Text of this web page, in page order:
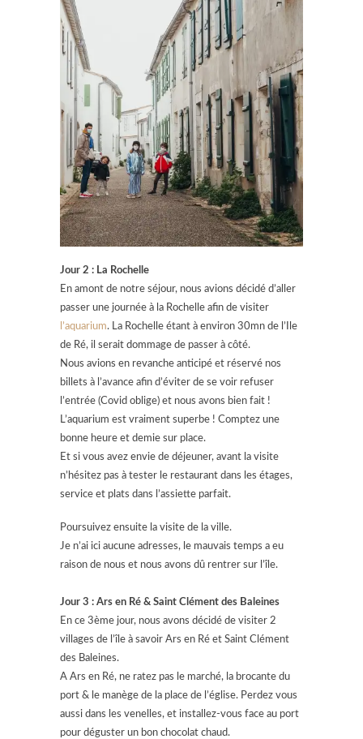
Jour 2 : La Rochelle
En amont de notre séjour, nous avions décidé d’aller
passer une journée à la Rochelle afin de visiter
l’aquarium. La Rochelle étant à environ 30mn de l’Ile
de Ré, il serait dommage de passer à côté.
Nous avions en revanche anticipé et réservé nos
billets à l’avance afin d’éviter de se voir refuser
l’entrée (Covid oblige) et nous avons bien fait !
L’aquarium est vraiment superbe ! Comptez une
bonne heure et demie sur place.
Et si vous avez envie de déjeuner, avant la visite
n’hésitez pas à tester le restaurant dans les étages,
service et plats dans l’assiette parfait.
Poursuivez ensuite la visite de la ville.
Je n’ai ici aucune adresses, le mauvais temps a eu
raison de nous et nous avons dû rentrer sur l’île.
Jour 3 : Ars en Ré & Saint Clément des Baleines
En ce 3ème jour, nous avons décidé de visiter 2
villages de l’île à savoir Ars en Ré et Saint Clément
des Baleines.
A Ars en Ré, ne ratez pas le marché, la brocante du
port & le manège de la place de l’église. Perdez vous
aussi dans les venelles, et installez-vous face au port
pour déguster un bon chocolat chaud.